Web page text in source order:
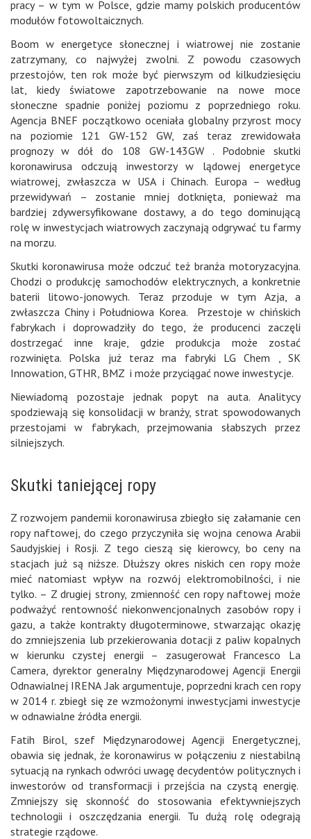
pracy – w tym w Polsce, gdzie mamy polskich producentów
modułów fotowoltaicznych.
Boom w energetyce słonecznej i wiatrowej nie zostanie
zatrzymany, co najwyżej zwolni. Z powodu czasowych
przestojów, ten rok może być pierwszym od kilkudziesięciu
lat, kiedy światowe zapotrzebowanie na nowe moce
słoneczne spadnie poniżej poziomu z poprzedniego roku.
Agencja BNEF początkowo oceniała globalny przyrost mocy
na poziomie 121 GW-152 GW, zaś teraz zrewidowała
prognozy w dół do 108 GW-143GW . Podobnie skutki
koronawirusa odczują inwestorzy w lądowej energetyce
wiatrowej, zwłaszcza w USA i Chinach. Europa – według
przewidywań – zostanie mniej dotknięta, ponieważ ma
bardziej zdywersyfikowane dostawy, a do tego dominującą
rolę w inwestycjach wiatrowych zaczynają odgrywać tu farmy
na morzu.
Skutki koronawirusa może odczuć też branża motoryzacyjna.
Chodzi o produkcję samochodów elektrycznych, a konkretnie
baterii litowo-jonowych. Teraz przoduje w tym Azja, a
zwłaszcza Chiny i Południowa Korea. Przestoje w chińskich
fabrykach i doprowadziły do tego, że producenci zaczęli
dostrzegać inne kraje, gdzie produkcja może zostać
rozwinięta. Polska już teraz ma fabryki LG Chem , SK
Innowation, GTHR, BMZ i może przyciągać nowe inwestycje.
Niewiadomą pozostaje jednak popyt na auta. Analitycy
spodziewają się konsolidacji w branży, strat spowodowanych
przestojami w fabrykach, przejmowania słabszych przez
silniejszych.
Skutki taniejącej ropy
Z rozwojem pandemii koronawirusa zbiegło się załamanie cen
ropy naftowej, do czego przyczyniła się wojna cenowa Arabii
Saudyjskiej i Rosji. Z tego cieszą się kierowcy, bo ceny na
stacjach już są niższe. Dłuższy okres niskich cen ropy może
mieć natomiast wpływ na rozwój elektromobilności, i nie
tylko. – Z drugiej strony, zmienność cen ropy naftowej może
podważyć rentowność niekonwencjonalnych zasobów ropy i
gazu, a także kontrakty długoterminowe, stwarzając okazję
do zmniejszenia lub przekierowania dotacji z paliw kopalnych
w kierunku czystej energii – zasugerował Francesco La
Camera, dyrektor generalny Międzynarodowej Agencji Energii
Odnawialnej IRENA .Jak argumentuje, poprzedni krach cen ropy
w 2014 r. zbiegł się ze wzmożonymi inwestycjami inwestycje
w odnawialne źródła energii.
Fatih Birol, szef Międzynarodowej Agencji Energetycznej,
obawia się jednak, że koronawirus w połączeniu z niestabilną
sytuacją na rynkach odwróci uwagę decydentów politycznych i
inwestorów od transformacji i przejścia na czystą energię.
Zmniejszy się skonność do stosowania efektywniejszych
technologii i oszczędzania energii. Tu dużą rolę odegrają
strategie rządowe.